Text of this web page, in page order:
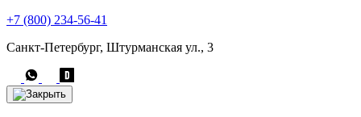
+7 (800) 234-56-41
Санкт-Петербург, Штурманская ул., 3